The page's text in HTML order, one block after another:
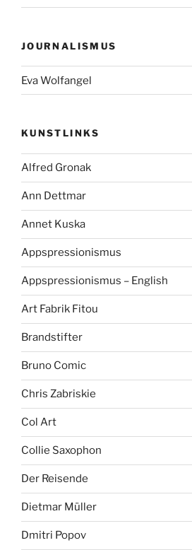
JOURNALISMUS
Eva Wolfangel
KUNSTLINKS
Alfred Gronak
Ann Dettmar
Annet Kuska
Appspressionismus
Appspressionismus – English
Art Fabrik Fitou
Brandstifter
Bruno Comic
Chris Zabriskie
Col Art
Collie Saxophon
Der Reisende
Dietmar Müller
Dmitri Popov